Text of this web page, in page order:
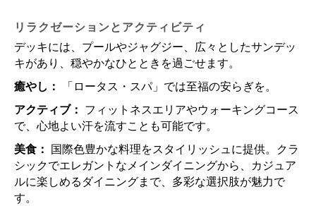
リラクゼーションとアクティビティ
デッキには、プールやジャグジー、広々としたサンデッ
キがあり、穏やかなひとときを過ごせます。
癒やし：
「ロータス・スパ」では至福の安らぎを。
アクティブ： フィットネスエリアやウォーキングコース
で、心地よい汗を流すことも可能です。
美食： 国際色豊かな料理をスタイリッシュに提供。クラ
シックでエレガントなメインダイニングから、カジュア
ルに楽しめるダイニングまで、多彩な選択肢が魅力で
す。